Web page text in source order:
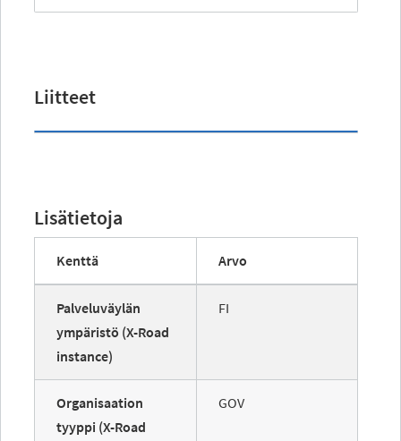
Liitteet
Lisätietoja
Kenttä Arvo
Palveluväylän
ympäristö (X-Road
instance)
FI
Organisaation
tyyppi (X-Road
GOV